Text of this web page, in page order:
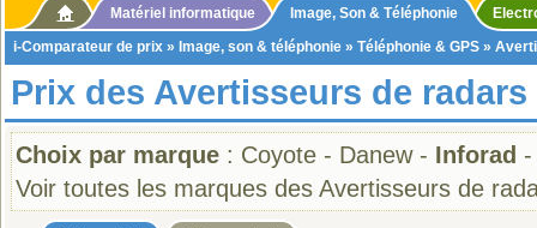
Matériel informatique Image, Son & Téléphonie
i-Comparateur de prix » Image, son & téléphonie » Téléphonie & GPS »
Prix des Avertisseurs de
Choix par marque : Coyote - Danew- Inforad
Voir toutes les marques des Avertisseurs de